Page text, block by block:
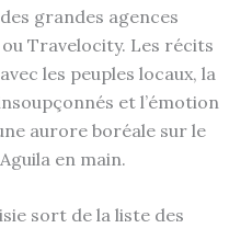
grandes agences
Travelocity. Les récits
les peuples locaux, la
et l’émotion
aurore boréale sur le
en main.
sort de la liste des